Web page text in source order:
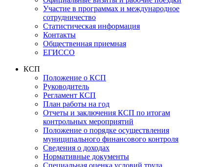
Участие в программах и международное
сотрудничество
Статистическая информация
Контакты
Общественная приемная
ЕГИССО
КСП
Положение о КСП
Руководитель
Регламент КСП
План работы на год
Отчеты и заключения КСП по итогам
контрольных мероприятий
Положение о порядке осуществления
муниципального финансового контроля
Сведения о доходах
Нормативные документы
Специальная оценка условий труда